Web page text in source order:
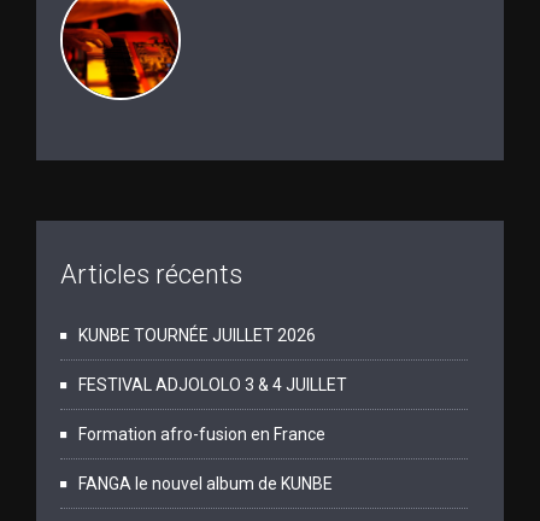
Articles récents
KUNBE TOURNÉE JUILLET 2026
FESTIVAL ADJOLOLO 3 & 4 JUILLET
Formation afro-fusion en France
FANGA le nouvel album de KUNBE